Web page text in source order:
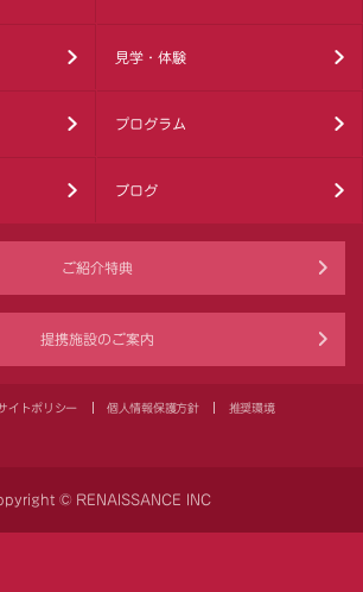
見学・体験
プログラム
ブログ
ご紹介特典
提携施設のご案内
イトポリシー 個人情報保護方針 推奨環境
© RENAISSANCE INC